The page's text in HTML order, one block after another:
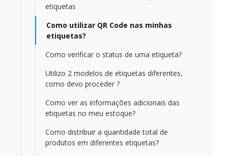
etiquetas
Como utilizar QR Code nas minhas
etiquetas?
Como verificar o status de uma etiqueta?
Utilizo 2 modelos de etiquetas diferentes,
como devo proceder ?
Como ver as informações adicionais das
etiquetas no meu estoque?
Como distribuir a quantidade total de
produtos em diferentes etiquetas?